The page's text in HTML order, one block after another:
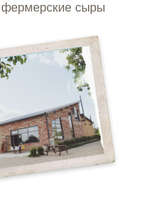
фермерские сыры